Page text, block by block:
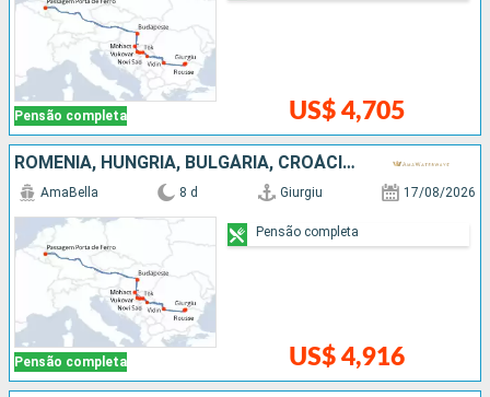
Pensão completa US$ 4,705
ROMÊNIA, HUNGRIA, BULGÁRIA, CROÁCIA, SÉRVIA
Pensão completa
AmaBella 8 d Giurgiu 17/08/2026
US$ 4,916
Pensão completa